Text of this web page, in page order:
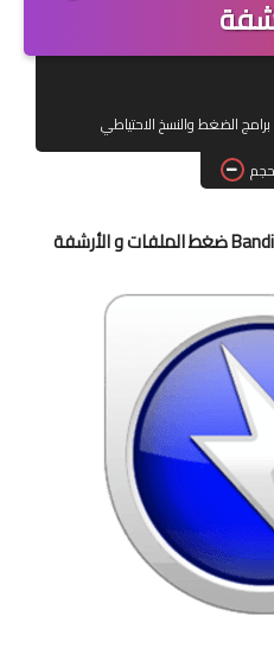
برامج الضغط والنسخ الاحتياطي